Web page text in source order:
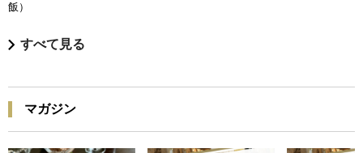
飯）
すべて見る
マガジン